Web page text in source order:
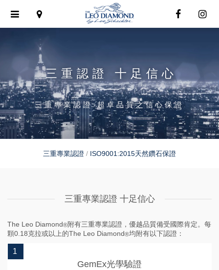
navigation
三重認證 十足信心
三重專業認證 超卓品質之信心保證
三重專業認證 / ISO9001:2015天然鑽石保證
三重專業認證 十足信心
The Leo Diamond®附有三重專業認證，優越品質備受國際肯定。每
顆0.18克拉或以上的The Leo Diamond®均附有以下認證：
1
GemEx光學驗證